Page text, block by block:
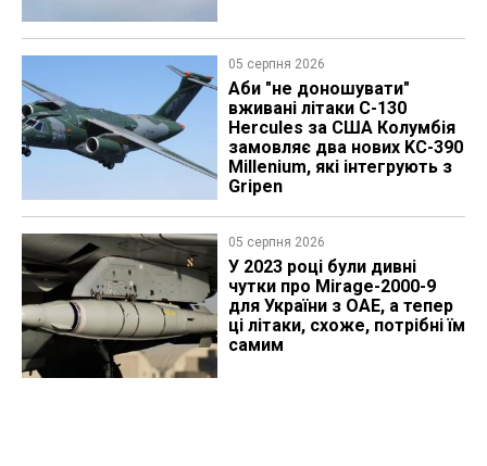
05 серпня 2026
Аби "не доношувати"
вживані літаки C-130
Hercules за США Колумбія
замовляє два нових KC-390
Millenium, які інтегрують з
Gripen
05 серпня 2026
У 2023 році були дивні
чутки про Mirage-2000-9
для України з ОАЕ, а тепер
ці літаки, схоже, потрібні їм
самим